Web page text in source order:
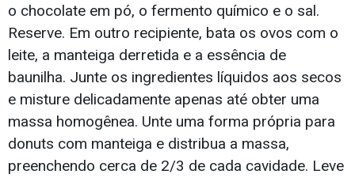
o chocolate em pó, o fermento químico e o sal.
Reserve. Em outro recipiente, bata os ovos com o
leite, a manteiga derretida e a essência de
baunilha. Junte os ingredientes líquidos aos secos
e misture delicadamente apenas até obter uma
massa homogênea. Unte uma forma própria para
donuts com manteiga e distribua a massa,
preenchendo cerca de 2/3 de cada cavidade. Leve